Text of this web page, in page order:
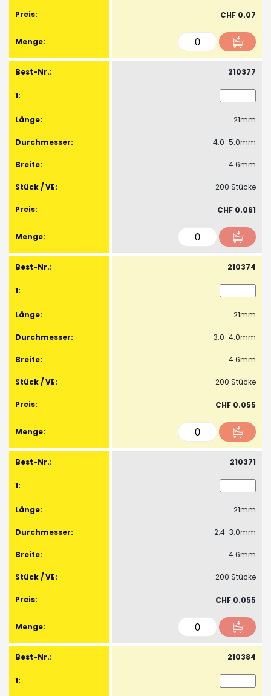
CHF 0.07
210377
21mm
4.0-5.0mm
4.6mm
200 Stücke
CHF 0.061
210374
21mm
3.0-4.0mm
4.6mm
200 Stücke
CHF 0.055
210371
21mm
2.4-3.0mm
4.6mm
200 Stücke
CHF 0.055
210384